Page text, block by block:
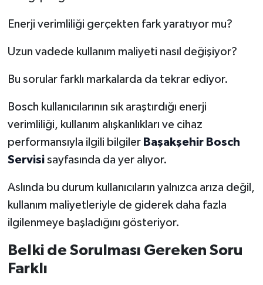
Enerji verimliliği gerçekten fark yaratıyor mu?
Uzun vadede kullanım maliyeti nasıl değişiyor?
Bu sorular farklı markalarda da tekrar ediyor.
Bosch kullanıcılarının sık araştırdığı enerji
verimliliği, kullanım alışkanlıkları ve cihaz
performansıyla ilgili bilgiler Başakşehir Bosch
Servisisayfasında da yer alıyor.
Aslında bu durum kullanıcıların yalnızca arıza değil,
kullanım maliyetleriyle de giderek daha fazla
ilgilenmeye başladığını gösteriyor.
Belki de Sorulması Gereken Soru
Farklı